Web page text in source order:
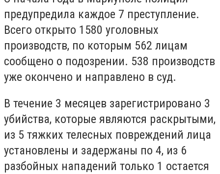
предупредила каждое 7 преступление.
Всего открыто 1580 уголовных
производств, по которым 562 лицам
сообщено о подозрении. 538 производств
уже окончено и направлено в суд.
В течение 3 месяцев зарегистрировано 3
убийства, которые являются раскрытыми,
из 5 тяжких телесных повреждений лица
установлены и задержаны по 4, из 6
разбойных нападений только 1 остается